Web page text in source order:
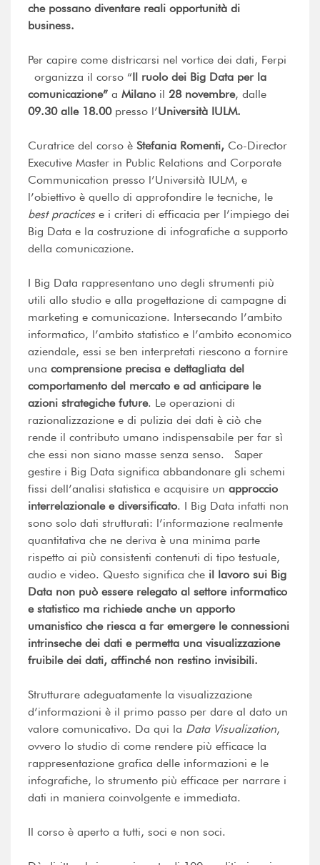
che possano diventare reali opportunità di
business.
Per capire come districarsi nel vortice dei dati, Ferpi
organizza il corso “Il ruolo dei Big Data per la
comunicazione” a Milano il 28 novembre, dalle
09.30 alle 18.00presso l’Università IULM.
Curatrice del corso è Stefania Romenti, Co-Director
Executive Master in Public Relations and Corporate
Communication presso l’Università IULM, e
l’obiettivo è quello di approfondire le tecniche, le
best practicese i criteri di efficacia per l’impiego dei
Big Data e la costruzione di infografiche a supporto
della comunicazione.
I Big Data rappresentano uno degli strumenti più
utili allo studio e alla progettazione di campagne di
marketing e comunicazione. Intersecando l’ambito
informatico, l’ambito statistico e l’ambito economico
aziendale, essi se ben interpretati riescono a fornire
una comprensione precisa e dettagliata del
comportamento del mercato e ad anticipare le
azioni strategiche future. Le operazioni di
razionalizzazione e di pulizia dei dati è ciò che
rende il contributo umano indispensabile per far sì
che essi non siano masse senza senso. Saper
gestire i Big Data significa abbandonare gli schemi
fissi dell’analisi statistica e acquisire un approccio
interrelazionale e diversificato. I Big Data infatti non
sono solo dati strutturati: l’informazione realmente
quantitativa che ne deriva è una minima parte
rispetto ai più consistenti contenuti di tipo testuale,
audio e video. Questo significa che il lavoro sui Big
Data non può essere relegato al settore informatico
e statistico ma richiede anche un apporto
umanistico che riesca a far emergere le connessioni
intrinseche dei dati e permetta una visualizzazione
fruibile dei dati, affinché non restino invisibili.
Strutturare adeguatamente la visualizzazione
d’informazioni è il primo passo per dare al dato un
valore comunicativo. Da qui la Data Visualization,
ovvero lo studio di come rendere più efficace la
rappresentazione grafica delle informazioni e le
infografiche, lo strumento più efficace per narrare i
dati in maniera coinvolgente e immediata.
Il corso è aperto a tutti, soci e non soci.